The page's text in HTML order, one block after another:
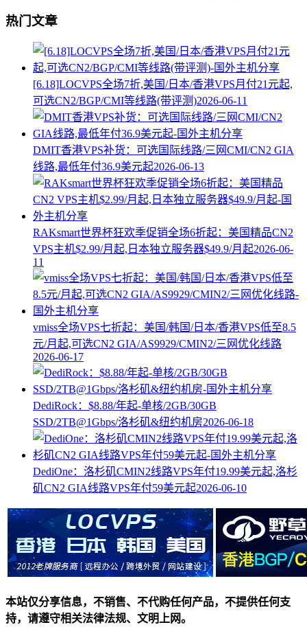
热门文章
[6.18]LOCVPS全场7折,美国/日本/香港VPS月付21元起,
可选CN2/BGP/CMI等线路(带评测)2026-06-11
DMIT香港VPS补货：可选国际线路/三网CMI/CN2 GIA
线路,最低年付36.9美元起2026-06-13
RAKsmart世界杯狂欢季促销全场6折起：美国精品CN2
VPS主机$2.99/月起,日本独立服务器$49.9/月起2026-06-
11
vmiss全场VPS七折起：美国/韩国/日本/香港VPS低至8.5
元/月起,可选CN2 GIA/AS9929/CMIN2/三网优化线路
2026-06-17
DediRock：$8.88/年起-单核/2GB/30GB
SSD/2TB@1Gbps/洛杉矶&纽约机房2026-06-18
DediOne：洛杉矶CMIN2线路VPS年付19.99美元起,洛杉
矶CN2 GIA线路VPS年付59美元起2026-06-10
本站仅分享信息，不销售、不代购任何产品，不提供任何支
持，请遵守相关法律法规、文明上网。